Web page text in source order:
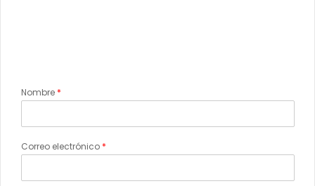
Nombre *
Correo electrónico *